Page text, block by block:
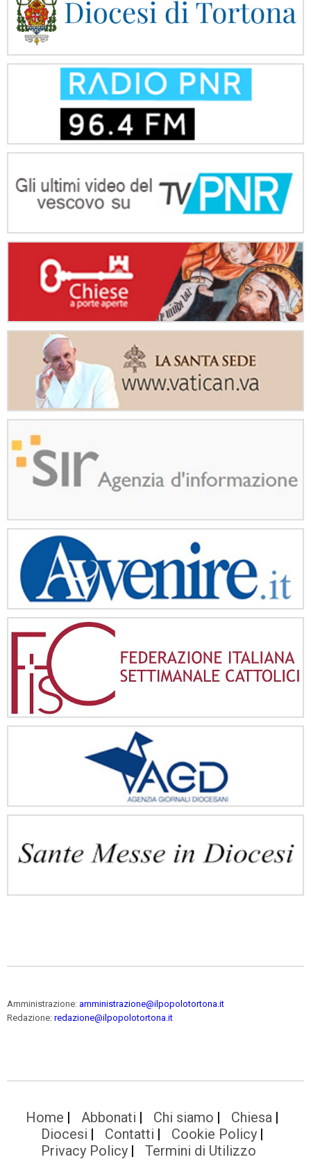
Amministrazione: amministrazione@ilpopolotortona.it
Redazione: redazione@ilpopolotortona.it
Home Abbonati Chi siamo
Chiesa
Diocesi
Contatti
Cookie Policy
Privacy Policy
Termini di Utilizzo